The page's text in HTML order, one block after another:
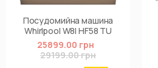
Посудомийна машина
Whirlpool W8I HF58 TU
25899.00 грн
29199.00 грн